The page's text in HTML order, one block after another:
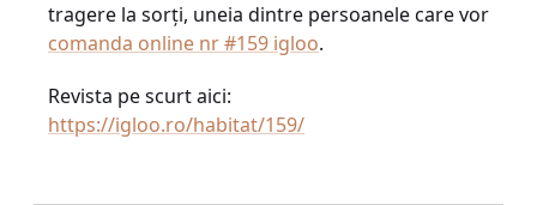
tragere la sorți, uneia dintre persoanele care vor
comanda online nr #159 igloo.
Revista pe scurt aici:
https://igloo.ro/habitat/159/